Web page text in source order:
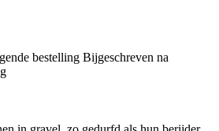
bestelling Bijgeschreven na